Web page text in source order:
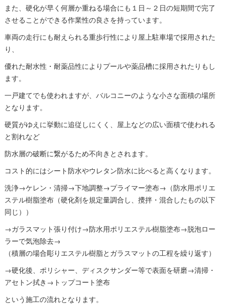
また、硬化が早く何層か重ねる場合にも１日～２日の短期間で完了
させることができる作業性の良さを持っています。
車両の走行にも耐えられる重歩行性により屋上駐車場で採用された
り、
優れた耐水性・耐薬品性によりプールや薬品槽に採用されたりもし
ます。
一戸建てでも使われますが、バルコニーのような小さな面積の場所
となります。
硬質がゆえに挙動に追従しにくく、屋上などの広い面積で使われる
と割れなど
防水層の破断に繋がるため不向きとされます。
コスト的にはシート防水やウレタン防水に比べると高くなります。
洗浄→ケレン・清掃→下地調整→プライマー塗布→（防水用ポリエ
ステル樹脂塗布（硬化剤を規定量調合し、攪拌・混合したもの以下
同じ））
→ガラスマット張り付け→防水用ポリエステル樹脂塗布→脱泡ロー
ラーで気泡除去→
（積層の場合彫りエステル樹脂とガラスマットの工程を繰り返す）
→硬化後、ポリシャー、ディスクサンダー等で表面を研磨→清掃・
アセトン拭き→トップコート塗布
という施工の流れとなります。